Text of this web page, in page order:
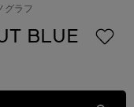
グラフ
BLUE